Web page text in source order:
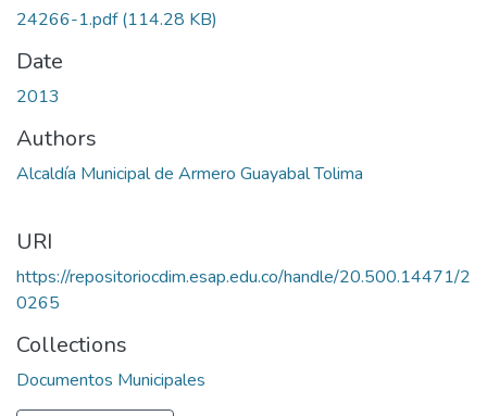
24266-1.pdf(114.28 KB)
Date
2013
Authors
Alcaldía Municipal de Armero Guayabal Tolima
URI
https://repositoriocdim.esap.edu.co/handle/20.500.14471/2
0265
Collections
Documentos Municipales